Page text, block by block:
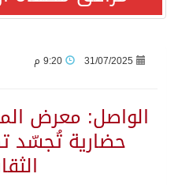
31/07/2025
الواصل: معرض
حضارية تُجسّد